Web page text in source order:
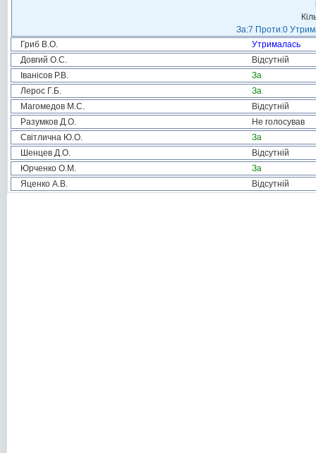
За:7 Проти:0
Гриб В.О.
Утрималась
Довгий О.С.
Відсутній
Іванісов Р.В.
За
Лерос Г.Б.
За
Магомедов М.С.
Відсутній
Разумков Д.О.
Не голосував
Світлична Ю.О.
За
Шенцев Д.О.
Відсутній
Юрченко О.М.
За
Яценко А.В.
Відсутній